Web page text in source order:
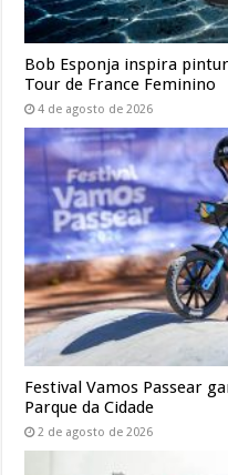
Bob Esponja inspira
Tour de France Feminino
4 de agosto de 2026
Festival Vamos Passear
Parque da Cidade
2 de agosto de 2026